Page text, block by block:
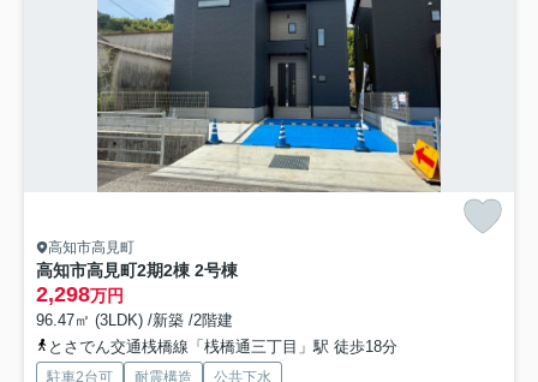
高知市高見町
高知市高見町2期2棟 2号棟
2,298万円
96.47㎡ (3LDK) /新築 /2階建
とさでん交通桟橋線「桟橋通三丁目」駅 徒歩18分
駐車2台可 耐震構造 公共下水